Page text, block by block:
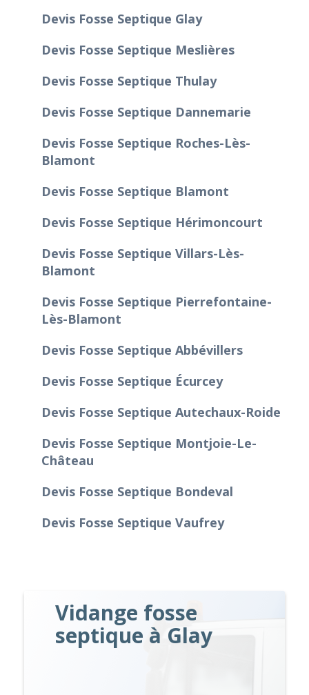
Devis Fosse Septique Glay
Devis Fosse Septique Meslières
Devis Fosse Septique Thulay
Devis Fosse Septique Dannemarie
Devis Fosse Septique Roches-Lès-
Blamont
Devis Fosse Septique Blamont
Devis Fosse Septique Hérimoncourt
Devis Fosse Septique Villars-Lès-
Blamont
Devis Fosse Septique Pierrefontaine-
Lès-Blamont
Devis Fosse Septique Abbévillers
Devis Fosse Septique Écurcey
Devis Fosse Septique Autechaux-Roide
Devis Fosse Septique Montjoie-Le-
Château
Devis Fosse Septique Bondeval
Devis Fosse Septique Vaufrey
Vidange fosse
septique à Glay